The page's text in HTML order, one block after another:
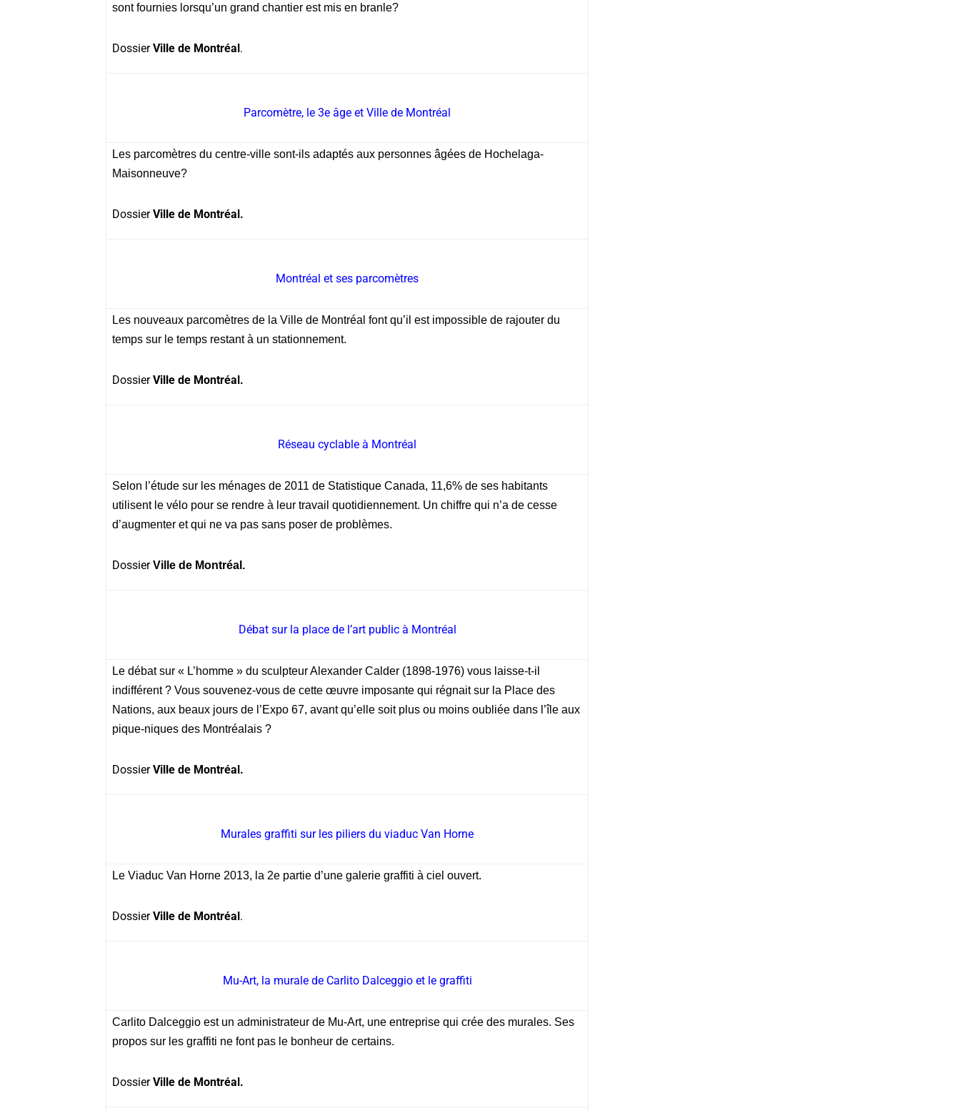
sont fournies lorsqu’un grand chantier est mis en branle?
DossierVille de Montréal.
Parcomètre, le 3e âge et Ville de Montréal
Les parcomètres du centre-ville sont-ils adaptés aux personnes âgées de Hochelaga-
Maisonneuve?
DossierVille de Montréal.
Montréal et ses parcomètres
Les nouveaux parcomètres de la Ville de Montréal font qu’il est impossible de rajouter du
temps sur le temps restant à un stationnement.
DossierVille de Montréal.
Réseau cyclable à Montréal
Selon l’étude sur les ménages de 2011 de Statistique Canada, 11,6% de ses habitants
utilisent le vélo pour se rendre à leur travail quotidiennement. Un chiffre qui n’a de cesse
d’augmenter et qui ne va pas sans poser de problèmes.
DossierVille de Montréal.
Débat sur la place de l’art public à Montréal
Le débat sur « L’homme » du sculpteur Alexander Calder (1898-1976) vous laisse-t-il
indifférent ? Vous souvenez-vous de cette œuvre imposante qui régnait sur la Place des
Nations, aux beaux jours de l’Expo 67, avant qu’elle soit plus ou moins oubliée dans l’île aux
pique-niques des Montréalais ?
DossierVille de Montréal.
Murales graffiti sur les piliers du viaduc Van Horne
Le Viaduc Van Horne 2013, la 2e partie d’une galerie graffiti à ciel ouvert.
DossierVille de Montréal.
Mu-Art, la murale de Carlito Dalceggio et le graffiti
Carlito Dalceggio est un administrateur de Mu-Art, une entreprise qui crée des murales. Ses
propos sur les graffiti ne font pas le bonheur de certains.
DossierVille de Montréal.